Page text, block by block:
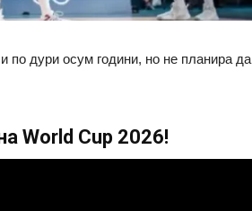
по дури осум години, но не планира да
World Cup 2026!